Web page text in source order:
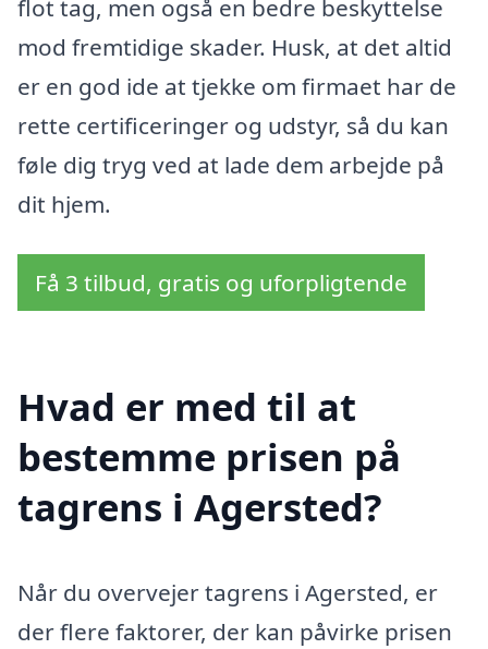
flot tag, men også en bedre beskyttelse
mod fremtidige skader. Husk, at det altid
er en god ide at tjekke om firmaet har de
rette certificeringer og udstyr, så du kan
føle dig tryg ved at lade dem arbejde på
dit hjem.
Få 3 tilbud, gratis og uforpligtende
Hvad er med til at
bestemme prisen på
tagrens i Agersted?
Når du overvejer tagrens i Agersted, er
der flere faktorer, der kan påvirke prisen